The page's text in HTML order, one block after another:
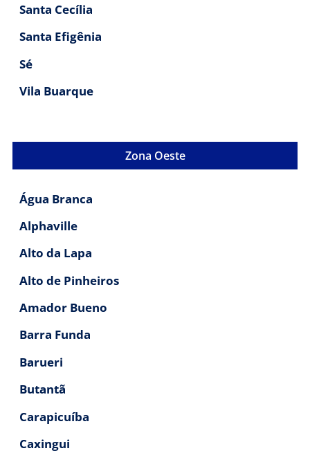
Santa Cecília
Santa Efigênia
Sé
Vila Buarque
Zona Oeste
Água Branca
Alphaville
Alto da Lapa
Alto de Pinheiros
Amador Bueno
Barra Funda
Barueri
Butantã
Carapicuíba
Caxingui